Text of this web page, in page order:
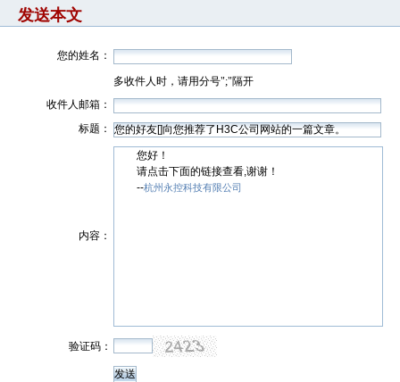
发送本文
您的姓名：
多收件人时，请用分号";"隔开
收件人邮箱：
标题：
内容：
您好！
请点击下面的链接查看,谢谢！
--杭州永控科技有限公司
验证码：